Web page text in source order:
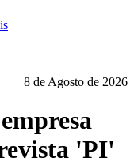
8 de Agosto de 2026
'PI'